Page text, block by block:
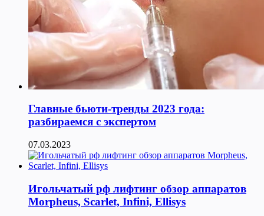
Главные бьюти-тренды 2023 года:
разбираемся с экспертом
07.03.2023
Игольчатый рф лифтинг обзор аппаратов
Morpheus, Scarlet, Infini, Ellisys